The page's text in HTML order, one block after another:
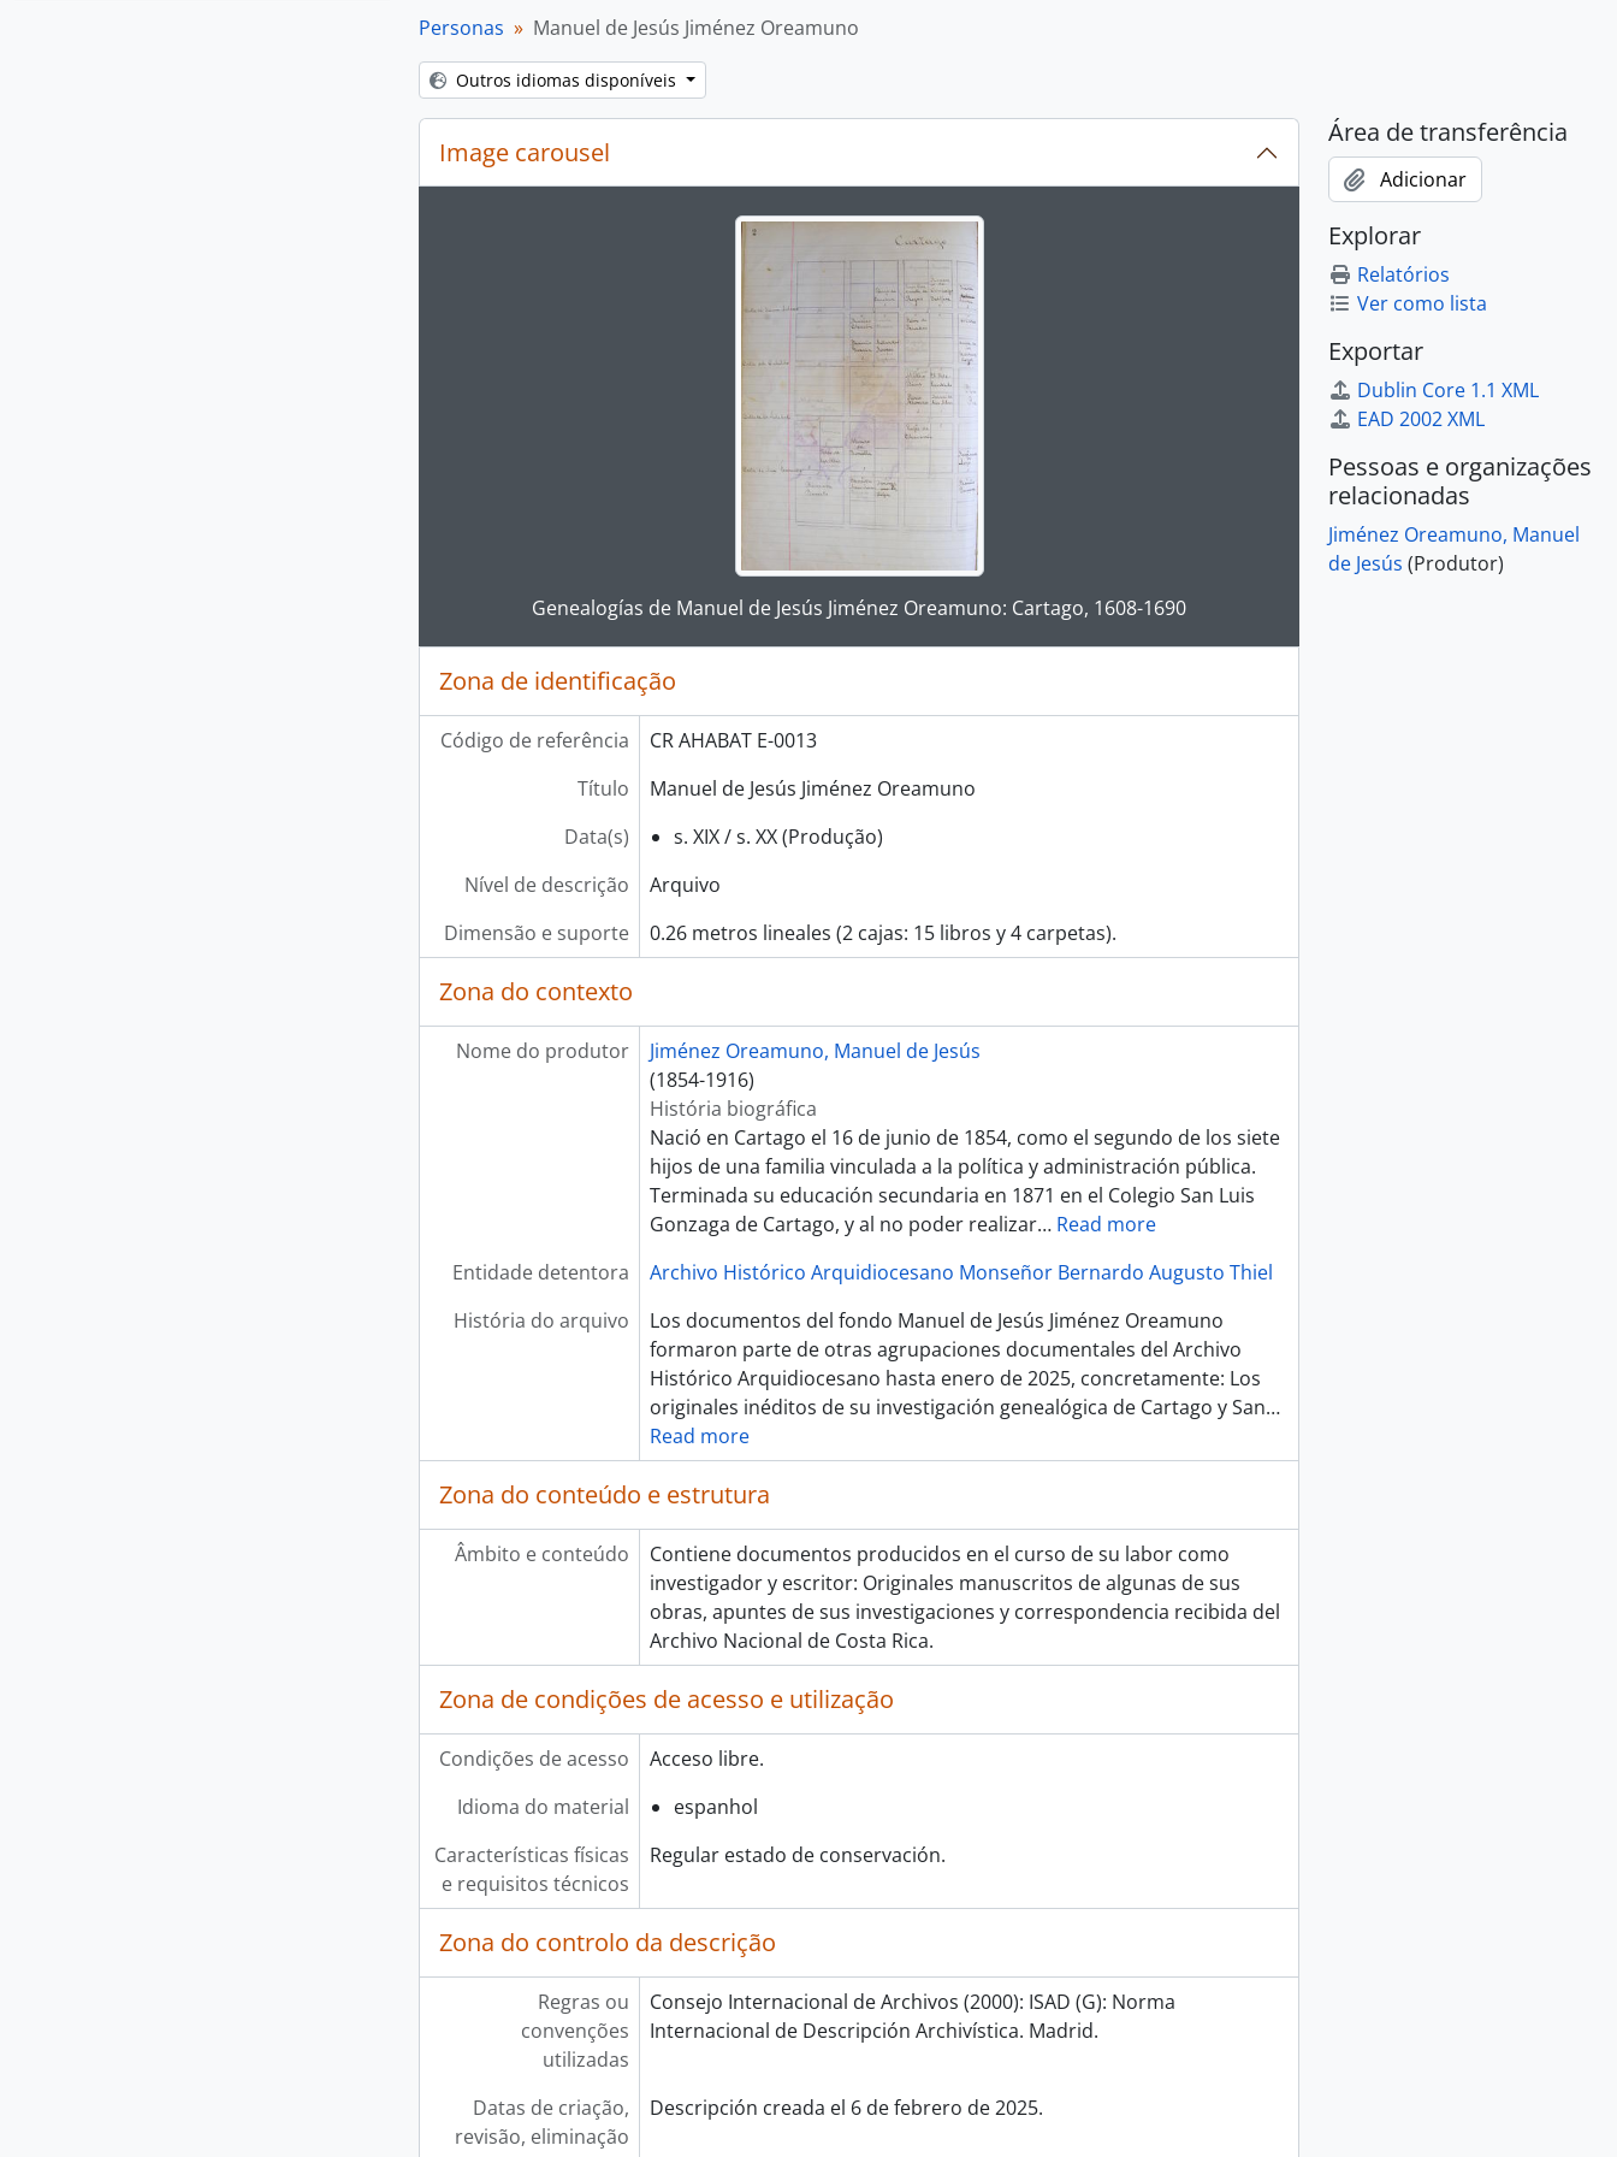
Personas
Manuel de Jesús Jiménez Oreamuno
Outros idiomas disponíveis
Image carousel
Changing the current slide of this carousel will change the description title displayed in the following carousel. Clicking any
Clicking this description title link will open the description view page for this digital object. Advancing the carousel above will
Genealogías de Manuel de Jesús Jiménez Oreamuno: Cartago, 1608-1690
Zona de identificação
Código de referência
CR AHABAT E-0013
Título
Manuel de Jesús Jiménez Oreamuno
Data(s)
s. XIX / s. XX (Produção)
Nível de descrição
Arquivo
Dimensão e suporte
0.26 metros lineales (2 cajas: 15 libros y 4 carpetas).
Zona do contexto
Nome do produtor
Jiménez Oreamuno, Manuel de Jesús
(1854-1916)
História biográfica
Nació en Cartago el 16 de junio de 1854, como el segundo de los siete
hijos de una familia vinculada a la política y administración pública.
Terminada su educación secundaria en 1871 en el Colegio San Luis
Gonzaga de Cartago, y al no poder realizar… Read more
Entidade detentora
Archivo Histórico Arquidiocesano Monseñor Bernardo Augusto Thiel
História do arquivo
Los documentos del fondo Manuel de Jesús Jiménez Oreamuno
formaron parte de otras agrupaciones documentales del Archivo
Histórico Arquidiocesano hasta enero de 2025, concretamente: Los
originales inéditos de su investigación genealógica de Cartago y San…
Read more
Zona do conteúdo e estrutura
Âmbito e conteúdo
Contiene documentos producidos en el curso de su labor como
investigador y escritor: Originales manuscritos de algunas de sus
obras, apuntes de sus investigaciones y correspondencia recibida del
Archivo Nacional de Costa Rica.
Zona de condições de acesso e utilização
Condições de acesso
Acceso libre.
Idioma do material
espanhol
Características físicas
e requisitos técnicos
Regular estado de conservación.
Zona do controlo da descrição
Regras ou
convenções
utilizadas
Consejo Internacional de Archivos (2000): ISAD (G): Norma
Internacional de Descripción Archivística. Madrid.
Datas de criação,
revisão, eliminação
Descripción creada el 6 de febrero de 2025.
Área de transferência
Adicionar
Explorar
Relatórios
Ver como lista
Exportar
Dublin Core 1.1 XML
EAD 2002 XML
Pessoas e organizações
relacionadas
Jiménez Oreamuno, Manuel
de Jesús (Produtor)